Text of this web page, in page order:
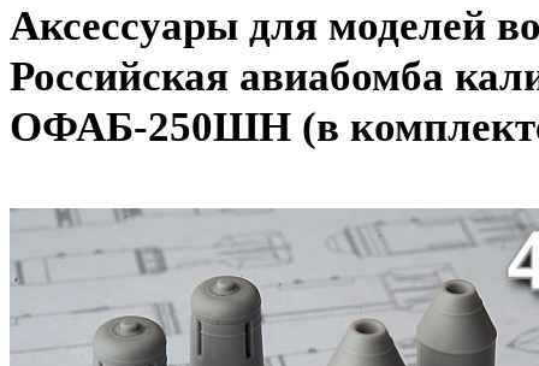
Аксессуары для моделей
Российская авиабомба
ОФАБ-250ШН (в